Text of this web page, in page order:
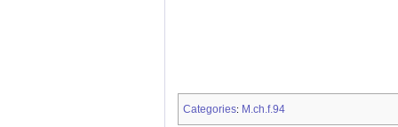
Categories: M.ch.f.94